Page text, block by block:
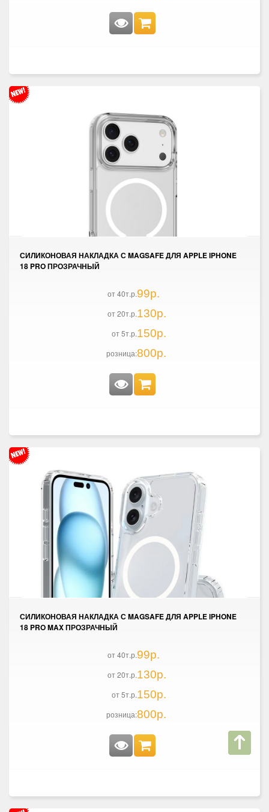
СИЛИКОНОВАЯ НАКЛАДКА С MAGSAFE ДЛЯ APPLE IPHONE
18 PRO ПРОЗРАЧНЫЙ
от 40т.р.99р.
от 20т.р.130р.
от 5т.р.150р.
розница:800р.
СИЛИКОНОВАЯ НАКЛАДКА С MAGSAFE ДЛЯ APPLE IPHONE
18 PRO MAX ПРОЗРАЧНЫЙ
от 40т.р.99р.
от 20т.р.130р.
от 5т.р.150р.
розница:800р.